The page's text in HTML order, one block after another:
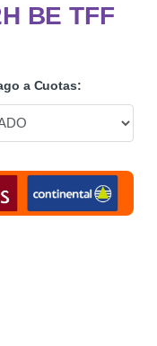
BE TFF
a Cuotas: